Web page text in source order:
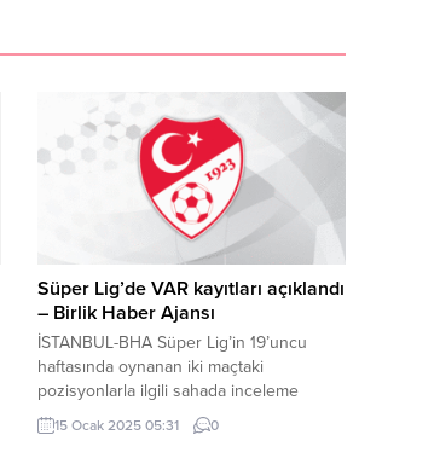
Süper Lig’de VAR kayıtları açıklandı
– Birlik Haber Ajansı
İSTANBUL-BHA Süper Lig’in 19’uncu
haftasında oynanan iki maçtaki
pozisyonlarla ilgili sahada inceleme
yapılan VAR kayıtları açıklandı. VAR
kayıtları açıklanan iki maç şu şekilde;
15 Ocak 2025 05:31 0